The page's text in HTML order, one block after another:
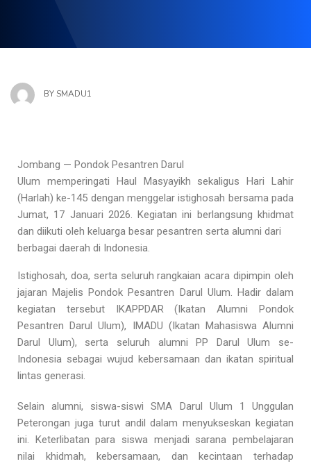
BY SMADU1
Jombang — Pondok Pesantren Darul
Ulum memperingati Haul Masyayikh sekaligus Hari Lahir
(Harlah) ke-145 dengan menggelar istighosah bersama pada
Jumat, 17 Januari 2026. Kegiatan ini berlangsung khidmat
dan diikuti oleh keluarga besar pesantren serta alumni dari
berbagai daerah di Indonesia.
Istighosah, doa, serta seluruh rangkaian acara dipimpin oleh
jajaran Majelis Pondok Pesantren Darul Ulum. Hadir dalam
kegiatan tersebut IKAPPDAR (Ikatan Alumni Pondok
Pesantren Darul Ulum), IMADU (Ikatan Mahasiswa Alumni
Darul Ulum), serta seluruh alumni PP Darul Ulum se-
Indonesia sebagai wujud kebersamaan dan ikatan spiritual
lintas generasi.
Selain alumni, siswa-siswi SMA Darul Ulum 1 Unggulan
Peterongan juga turut andil dalam menyukseskan kegiatan
ini. Keterlibatan para siswa menjadi sarana pembelajaran
nilai khidmah, kebersamaan, dan kecintaan terhadap